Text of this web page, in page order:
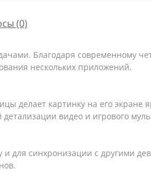
(0)
Благодаря современному
нескольких приложений.
делает картинку на его экране
видео и игрового
для синхронизации с другими